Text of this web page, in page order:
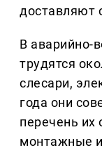
доставляют
В аварийно-
трудятся
слесари,
года они
перечень их
монтажные